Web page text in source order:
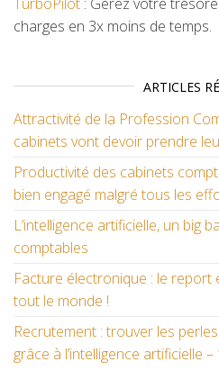
charges en 3x moins de temps.
ARTICLES
Attractivité de la Profession
cabinets vont devoir prendre
Productivité des cabinets
bien engagé malgré tous les
L’intelligence artificielle, un big
comptables
Facture électronique : le
tout le monde !
Recrutement : trouver les
grâce à l’intelligence artificielle –